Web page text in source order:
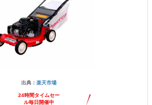
出典： 楽天市場
24時間タイムセー
ル毎日開催中